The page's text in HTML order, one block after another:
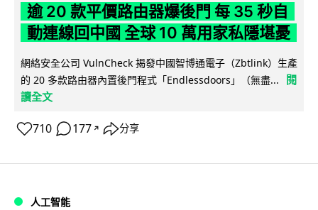
逾 20 款平價路由器爆後門 每 35 秒自
動連線回中國 全球 10 萬用家私隱堪憂
網絡安全公司 VulnCheck 揭發中國智博通電子（Zbtlink）生產
的 20 多款路由器內置後門程式「Endlessdoors」（無盡...
閱
讀全文
710 177 ↗ 分享
人工智能